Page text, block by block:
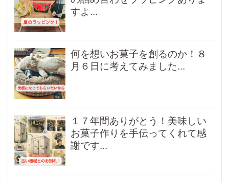
すよ...
何を想いお菓子を創るのか！８
月６日に考えてみました...
１７年間ありがとう！美味しい
お菓子作りを手伝ってくれて感
謝です...